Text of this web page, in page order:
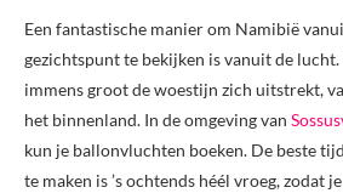
Een fantastische manier om Namibië
gezichtspunt te bekijken is vanuit de lucht.
immens groot de woestijn zich uitstrekt,
het binnenland. In de omgeving van
kun je ballonvluchten boeken. De beste
te maken is ’s ochtends héél vroeg, zodat